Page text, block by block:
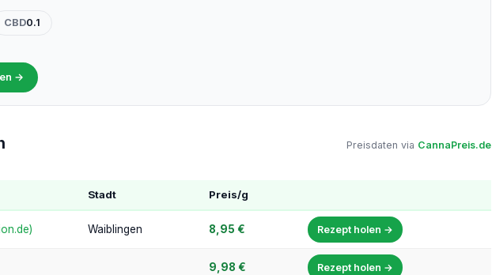
CBD0.1
→
Preisdaten via CannaPreis.de
Stadt Preis/g
Waiblingen 8,95 € Rezept holen →
9,98 € Rezept holen →